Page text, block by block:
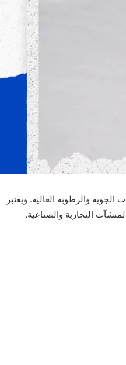
والرطوبة العالية. ويعتبر
التجارية والصناعية.